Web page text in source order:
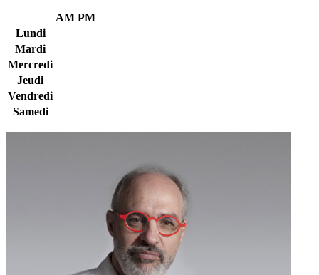
AM PM
Lundi
Mardi
Mercredi
Jeudi
Vendredi
Samedi